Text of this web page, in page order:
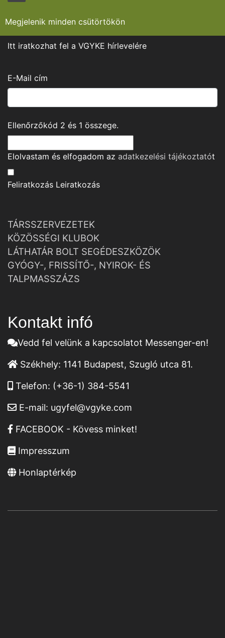
Megjelenik minden csütörtökön
Itt iratkozhat fel a VGYKE hírlevelére
E-Mail cím
Ellenőrzőkód 2 és 1 összege.
Elolvastam és elfogadom az adatkezelési tájékoztatót
Feliratkozás Leiratkozás
TÁRSSZERVEZETEK
KÖZÖSSÉGI KLUBOK
LÁTHATÁR BOLT SEGÉDESZKÖZÖK
GYÓGY-, FRISSÍTŐ-, NYIROK- ÉS
TALPMASSZÁZS
Kontakt infó
Vedd fel velünk a kapcsolatot Messenger-en!
Székhely: 1141 Budapest, Szugló utca 81.
Telefon: (+36-1) 384-5541
E-mail: ugyfel@vgyke.com
FACEBOOK - Kövess minket!
Impresszum
Honlaptérkép